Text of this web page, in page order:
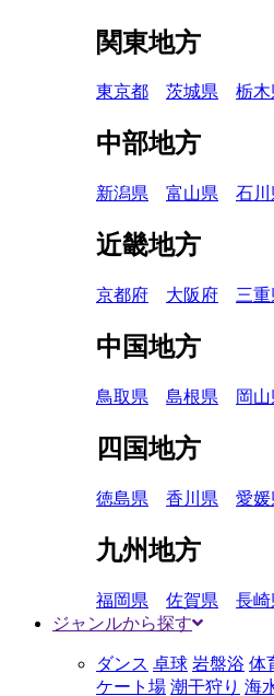
関東地方
東京都 茨城県 栃木
中部地方
新潟県 富山県 石川
近畿地方
京都府 大阪府 三重
中国地方
鳥取県 島根県 岡山
四国地方
徳島県 香川県 愛媛
九州地方
福岡県 佐賀県 長崎
ジャンルから探す
ダンス 卓球 岩盤浴 体
ケート場 潮干狩り 海